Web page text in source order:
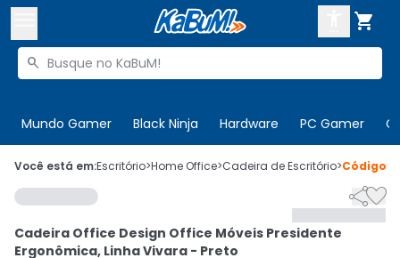

Buscar produtos

Mundo Gamer Black Ninja Hardware PC Gamer
 Olá. Acesse sua conta
 Departamentos
Cupons
CADASTRE-SE
Você está em:Escritório>Home Office>Cadeira de Escritório>Código

Cadeira Office Design Office Móveis Presidente
Ergonômica, Linha Vivara - Preto